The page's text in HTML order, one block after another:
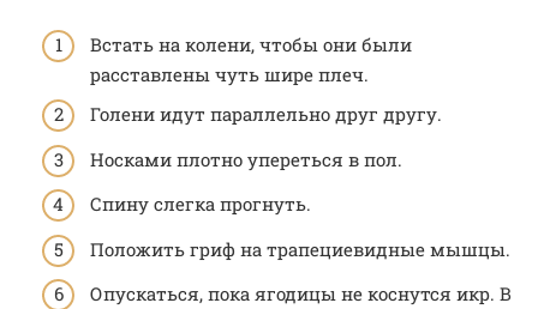
Встать на колени, чтобы они были
расставлены чуть шире плеч.
Голени идут параллельно друг другу.
Носками плотно упереться в пол.
Спину слегка прогнуть.
Положить гриф на трапециевидные мышцы.
Опускаться, пока ягодицы не коснутся икр. В